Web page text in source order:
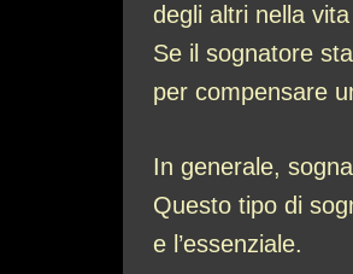
degli altri nella
Se il sognatore
per compensare
In generale,
Questo tipo di
e l’essenziale.